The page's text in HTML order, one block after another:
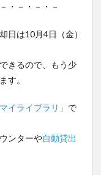
・－・－・－
日は10月4日（金）
きるので、もう少
す。
マイライブラリ」 で
ンターや自動貸出